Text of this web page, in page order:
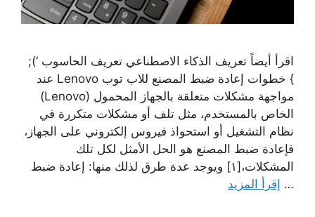
اقرأ أيضاً تعريف الذكاء الاصطناعي تعريف الحاسوب ‘);
} خطوات إعادة ضبط المصنع للاب توب Lenovo عند
مواجهة مشكلات متعلقة بالجهاز المحمول (Lenovo)
الخاص بالمستخدم، مثل تلف أو مشكلات متكررة في
نظام التشغيل أو استحواذ فيروس إلكتروني على الجهاز،
فإعادة ضبط المصنع هو الحل الأمثل لكل تلك
المشكلات،[١] ويوجد عدة طرق لذلك منها: إعادة ضبط
… إقرأ المزيد